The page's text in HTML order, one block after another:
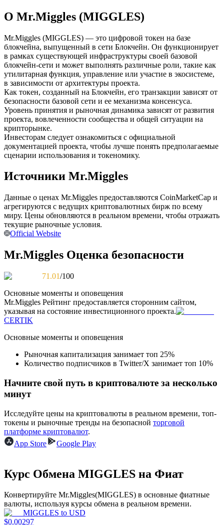
Копирование торговли
Присоединяйтесь к лучшим трейдерам
Станьте копи-трейдером
Наслаждайтесь распределением прибыли и комиссиями
Информация
Анализ больших данных, включая торговую информацию
и т. д.
Гид
Руководство для начинающих по фьючерсам
О Mr.Miggles (MIGGLES)
Mr.Miggles (MIGGLES) — это цифровой токен на базе
блокчейна, выпущенный в сети Блокчейн. Он функционирует
в рамках существующей инфраструктуры своей базовой
блокчейн-сети и может выполнять различные роли, такие как
утилитарная функция, управление или участие в экосистеме,
в зависимости от архитектуры проекта.
Как токен, созданный на Блокчейн, его транзакции зависят от
безопасности базовой сети и ее механизма консенсуса.
Уровень принятия и рыночная динамика зависят от развития
проекта, вовлеченности сообщества и общей ситуации на
крипторынке.
Инвесторам следует ознакомиться с официальной
документацией проекта, чтобы лучше понять предполагаемые
сценарии использования и токеномику.
Источники Mr.Miggles
Данные о ценах Mr.Miggles предоставляются CoinMarketCap и
агрегируются с ведущих криптовалютных бирж по всему
миру. Цены обновляются в реальном времени, чтобы отражать
текущие рыночные условия.
Official Website
Mr.Miggles Оценка безопасности
71.01/100
Основные моменты и оповещения
Mr.Miggles Рейтинг предоставляется сторонним сайтом,
указывая на состояние инвестиционного проекта.
CERTIK
Основные моменты и оповещения
Рыночная капитализация занимает топ 25%
Количество подписчиков в Twitter/X занимает топ 10%
Начните свой путь в криптовалюте за несколько
минут
Исследуйте цены на криптовалюты в реальном времени, топ-
токены и рыночные тренды на безопасной торговой
платформе криптовалют.
App Store
Google Play
Курс Обмена MIGGLES на Фиат
Конвертируйте Mr.Miggles(MIGGLES) в основные фиатные
валюты, используя курсы обмена в реальном времени.
MIGGLES to USD
$0.00297